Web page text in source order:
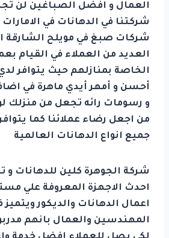
العمال و افضل الصباغين لن
شركتنا في الدهانات في
شركات صبغ في مويلح الشارقة
العديد من العملاء في القيام
الخاصة بمنازلهم حيث يتوافر
أحسن و أمهر أيدي ماهرة في
و رسومات رائه تجعل من منزلك
من اجعل رضاء عملائنا كما
جميع انواع الدهانات العالمية
شركة الجوهرة كلين للدهانات
احدث الاجهزة المعروفة علي
اعمال الدهانات والديكور
المهندسين والعمال بانهم